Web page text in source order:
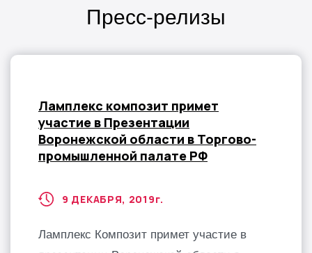
Пресс-релизы
Ламплекс композит примет
участие в Презентации
Воронежской области в Торгово-
промышленной палате РФ
9 ДЕКАБРЯ, 2019г.
Ламплекс Композит примет участие в